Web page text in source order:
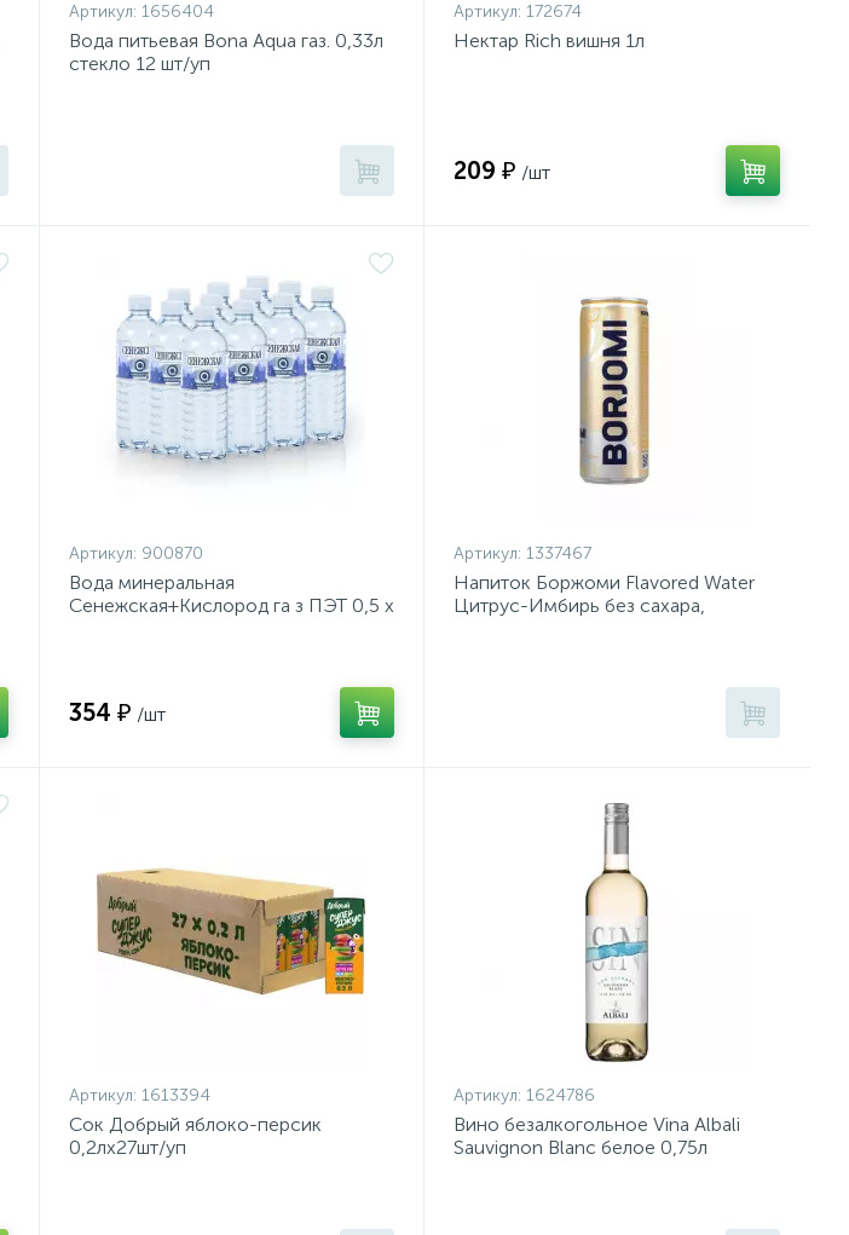
Артикул: 1656404
Вода питьевая Bona Aqua газ. 0,33л
стекло 12 шт/уп
Артикул: 172674
Нектар Rich вишня 1л
209 ₽ /шт
Артикул: 900870
Вода минеральная
Сенежская+Кислород га з ПЭТ 0,5 х
354 ₽ /шт
Артикул: 1337467
Напиток Боржоми Flavored Water
Цитрус-Имбирь без сахара,
Артикул: 1613394
Сок Добрый яблоко-персик
0,2лх27шт/уп
Артикул: 1624786
Вино безалкогольное Vina Albali
Sauvignon Blanc белое 0,75л